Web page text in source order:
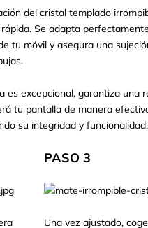
del cristal templado
Se adapta
tu móvil y asegura una
es excepcional, garantiza una
tu pantalla de manera
su integridad y funcionalidad.
PASO 3
Una vez ajustado,